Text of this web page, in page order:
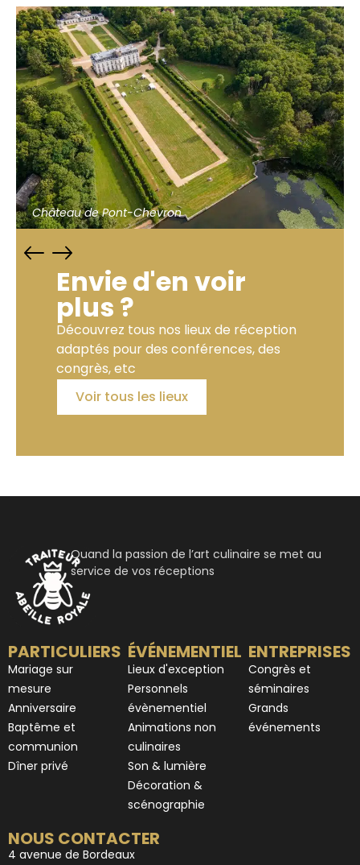
Château de Pont-Chevron
Envie d'en voir
plus ?
Découvrez tous nos lieux de réception
adaptés pour des conférences, des
congrès, etc
Voir tous les lieux
Quand la passion de l’art culinaire se met au
service de vos réceptions
PARTICULIERS
Mariage sur
mesure
Anniversaire
Baptême et
communion
Dîner privé
ÉVÉNEMENTIEL
Lieux d'exception
Personnels
évènementiel
Animations non
culinaires
Son & lumière
Décoration &
scénographie
ENTREPRISES
Congrès et
séminaires
Grands
événements
NOUS CONTACTER
4 avenue de Bordeaux